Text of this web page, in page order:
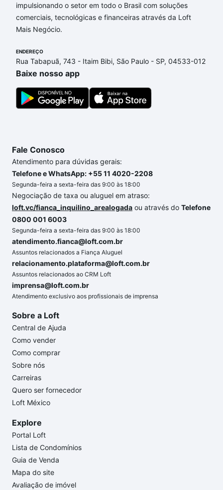
Casas com 2 quartos à venda em Cachoeirinha,
Belo Horizonte, MG que custam a partir de R$ 0 e
com nossas opções de financiamento imobiliário as
ainda tem alguma dúvida dos custos envolvidos no
processo de compra, veja em nosso portal quanto
custa comprar um apartamento
gente para comprar o imóvel dos seus sonhos com
segurança e conforto. Loft, com você até as
impulsionando o setor em todo o Brasil com soluções
comerciais, tecnológicas e financeiras através da Loft
Mais Negócio.
ENDEREÇO
Rua Tabapuã, 743 - Itaim Bibi, São Paulo - SP, 04533-012
Baixe nosso app
Fale Conosco
Atendimento para dúvidas gerais:
Telefone e WhatsApp: +55 11 4020-2208
Segunda-feira a sexta-feira das 9:00 às 18:00
Negociação de taxa ou aluguel em atraso:
loft.vc/fianca_inquilino_arealogada ou através do Telefone
0800 001 6003
Segunda-feira a sexta-feira das 9:00 às 18:00
atendimento.fianca@loft.com.br
Assuntos relacionados a Fiança Aluguel
relacionamento.plataforma@loft.com.br
Assuntos relacionados ao CRM Loft
imprensa@loft.com.br
Atendimento exclusivo aos profissionais de imprensa
Sobre a Loft
Central de Ajuda
Como vender
Como comprar
Sobre nós
Carreiras
Quero ser fornecedor
Loft México
Explore
Portal Loft
Lista de Condomínios
Guia de Venda
Mapa do site
Avaliação de imóvel